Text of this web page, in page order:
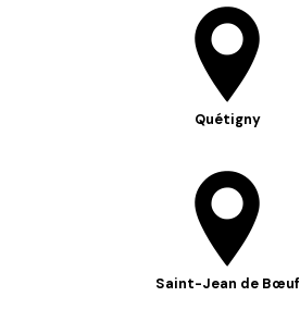
Quétigny
Saint-Jean de Bœuf